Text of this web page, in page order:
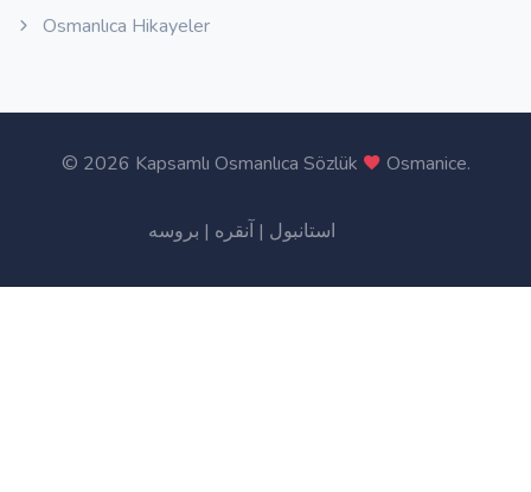
Osmanlıca Hikayeler
© 2026 Kapsamlı Osmanlıca Sözlük Osmanice.
استانبول | آنقره | بروسه